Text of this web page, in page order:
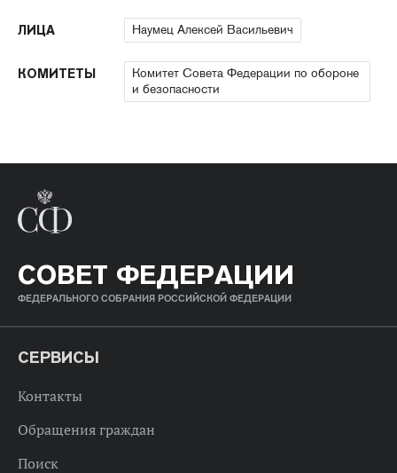
ЛИЦА Наумец Алексей Васильевич
КОМИТЕТЫ
Комитет Совета Федерации по обороне
и безопасности
СОВЕТ ФЕДЕРАЦИИ
ФЕДЕРАЛЬНОГО СОБРАНИЯ РОССИЙСКОЙ ФЕДЕРАЦИИ
СЕРВИСЫ
Контакты
Обращения граждан
Поиск